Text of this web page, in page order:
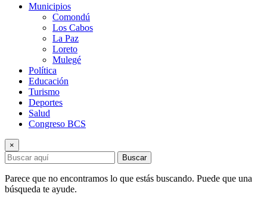
Municipios
Comondú
Los Cabos
La Paz
Loreto
Mulegé
Política
Educación
Turismo
Deportes
Salud
Congreso BCS
×
Buscar
Parece que no encontramos lo que estás buscando. Puede que una
búsqueda te ayude.